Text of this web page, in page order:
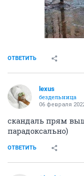
ОТВЕТИТЬ
lexus
бездельница
06 февраля
скандаль прям
парадоксально)
ОТВЕТИТЬ